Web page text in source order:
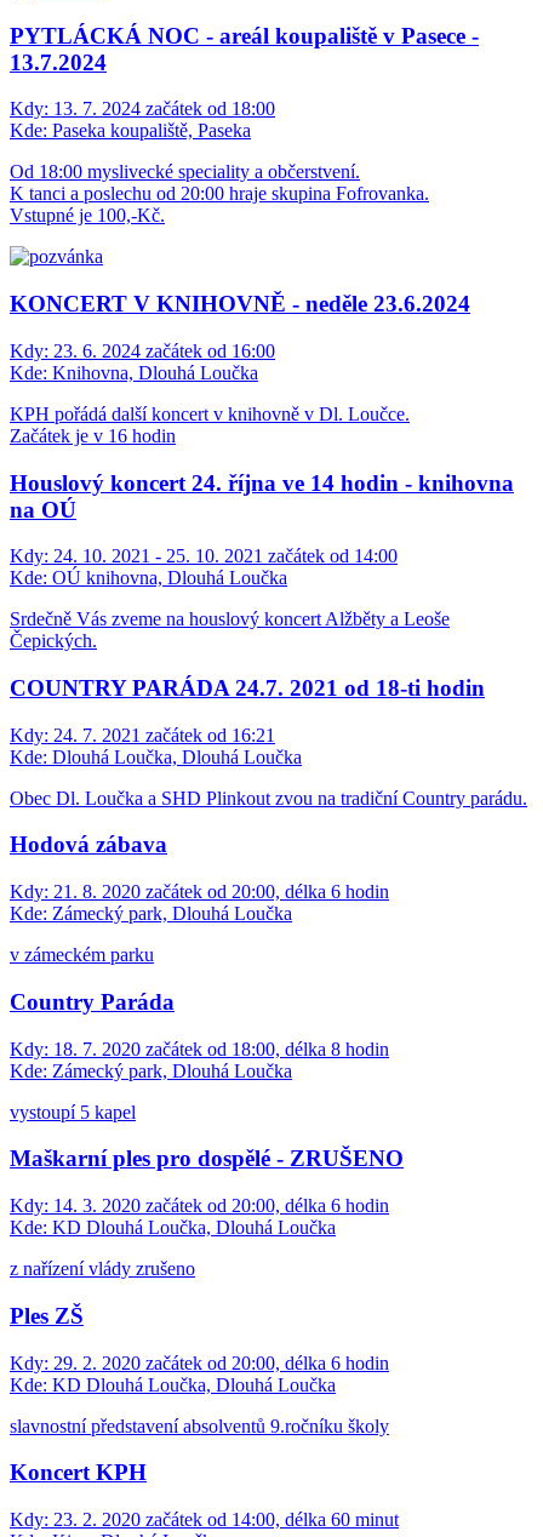
PYTLÁCKÁ NOC - areál koupaliště v Pasece -
13.7.2024
Kdy: 13. 7. 2024 začátek od 18:00
Kde: Paseka koupaliště, Paseka
Od 18:00 myslivecké speciality a občerstvení.
K tanci a poslechu od 20:00 hraje skupina Fofrovanka.
Vstupné je 100,-Kč.
KONCERT V KNIHOVNĚ - neděle 23.6.2024
Kdy: 23. 6. 2024 začátek od 16:00
Kde: Knihovna, Dlouhá Loučka
KPH pořádá další koncert v knihovně v Dl. Loučce.
Začátek je v 16 hodin
Houslový koncert 24. října ve 14 hodin - knihovna
na OÚ
Kdy: 24. 10. 2021 - 25. 10. 2021 začátek od 14:00
Kde: OÚ knihovna, Dlouhá Loučka
Srdečně Vás zveme na houslový koncert Alžběty a Leoše
Čepických.
COUNTRY PARÁDA 24.7. 2021 od 18-ti hodin
Kdy: 24. 7. 2021 začátek od 16:21
Kde: Dlouhá Loučka, Dlouhá Loučka
Obec Dl. Loučka a SHD Plinkout zvou na tradiční Country parádu.
Hodová zábava
Kdy: 21. 8. 2020 začátek od 20:00, délka 6 hodin
Kde: Zámecký park, Dlouhá Loučka
v zámeckém parku
Country Paráda
Kdy: 18. 7. 2020 začátek od 18:00, délka 8 hodin
Kde: Zámecký park, Dlouhá Loučka
vystoupí 5 kapel
Maškarní ples pro dospělé - ZRUŠENO
Kdy: 14. 3. 2020 začátek od 20:00, délka 6 hodin
Kde: KD Dlouhá Loučka, Dlouhá Loučka
z nařízení vlády zrušeno
Ples ZŠ
Kdy: 29. 2. 2020 začátek od 20:00, délka 6 hodin
Kde: KD Dlouhá Loučka, Dlouhá Loučka
slavnostní představení absolventů 9.ročníku školy
Koncert KPH
Kdy: 23. 2. 2020 začátek od 14:00, délka 60 minut